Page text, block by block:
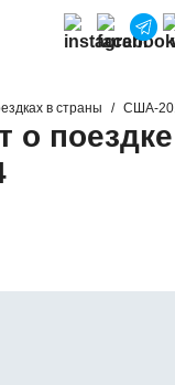
в страны США-
о поездке